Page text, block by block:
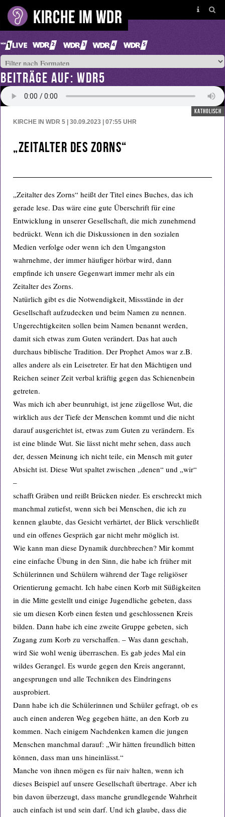
BEITRÄGE AUF: WDR5
katholisch
KIRCHE IN WDR 5 | 30.09.2023 | 07:55 UHR
„Zeitalter des Zorns“
„Zeitalter des Zorns“ heißt der Titel eines Buches, das ich
gerade lese. Das wäre eine gute Überschrift für eine
Entwicklung in unserer Gesellschaft, die mich zunehmend
bedrückt. Wenn ich die Diskussionen in den sozialen
Medien verfolge oder wenn ich den Umgangston
wahrnehme, der immer häufiger hörbar wird, dann
empfinde ich unsere Gegenwart immer mehr als ein
Zeitalter des Zorns.
Natürlich gibt es die Notwendigkeit, Missstände in der
Gesellschaft aufzudecken und beim Namen zu nennen.
Ungerechtigkeiten sollen beim Namen benannt werden,
damit sich etwas zum Guten verändert. Das hat auch
durchaus biblische Tradition. Der Prophet Amos war z.B.
alles andere als ein Leisetreter. Er hat den Mächtigen und
Reichen seiner Zeit verbal kräftig gegen das Schienenbein
getreten.
Was mich ich aber beunruhigt, ist jene zügellose Wut, die
wirklich aus der Tiefe der Menschen kommt und die nicht
darauf ausgerichtet ist, etwas zum Guten zu verändern. Es
ist eine blinde Wut. Sie lässt nicht mehr sehen, dass auch
der, dessen Meinung ich nicht teile, ein Mensch mit guter
Absicht ist. Diese Wut spaltet zwischen „denen“ und „wir“
–
schafft Gräben und reißt Brücken nieder. Es erschreckt mich
manchmal zutiefst, wenn sich bei Menschen, die ich zu
kennen glaubte, das Gesicht verhärtet, der Blick verschließt
und ein offenes Gespräch gar nicht mehr möglich ist.
Wie kann man diese Dynamik durchbrechen? Mir kommt
eine einfache Übung in den Sinn, die habe ich früher mit
Schülerinnen und Schülern während der Tage religiöser
Orientierung gemacht. Ich habe einen Korb mit Süßigkeiten
in die Mitte gestellt und einige Jugendliche gebeten, dass
sie um diesen Korb einen festen und geschlossenen Kreis
bilden. Dann habe ich eine zweite Gruppe gebeten, sich
Zugang zum Korb zu verschaffen. – Was dann geschah,
wird Sie wohl wenig überraschen. Es gab jedes Mal ein
wildes Gerangel. Es wurde gegen den Kreis angerannt,
angesprungen und alle Techniken des Eindringens
ausprobiert.
Dann habe ich die Schülerinnen und Schüler gefragt, ob es
auch einen anderen Weg gegeben hätte, an den Korb zu
kommen. Nach einigem Nachdenken kamen die jungen
Menschen manchmal darauf: „Wir hätten freundlich bitten
können, dass man uns hineinlässt.“
Manche von ihnen mögen es für naiv halten, wenn ich
dieses Beispiel auf unsere Gesellschaft übertrage. Aber ich
bin davon überzeugt, dass manche grundlegende Wahrheit
auch einfach ist und sein darf. Und ich glaube, dass die